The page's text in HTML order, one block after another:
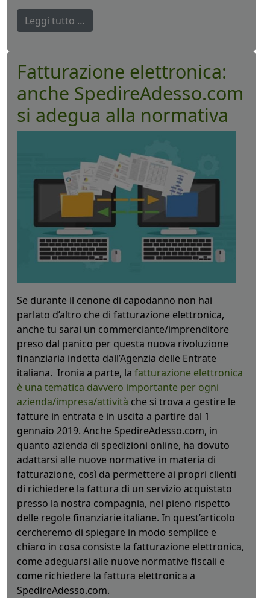
Leggi tutto …
Fatturazione elettronica:
anche SpedireAdesso.com
si adegua alla normativa
Se durante il cenone di capodanno non hai
parlato d’altro che di fatturazione elettronica,
anche tu sarai un commerciante/imprenditore
preso dal panico per questa nuova rivoluzione
finanziaria indetta dall’Agenzia delle Entrate
italiana. Ironia a parte, la fatturazione elettronica
è una tematica davvero importante per ogni
azienda/impresa/attività che si trova a gestire le
fatture in entrata e in uscita a partire dal 1
gennaio 2019. Anche SpedireAdesso.com, in
quanto azienda di spedizioni online, ha dovuto
adattarsi alle nuove normative in materia di
fatturazione, così da permettere ai propri clienti
di richiedere la fattura di un servizio acquistato
presso la nostra compagnia, nel pieno rispetto
delle regole finanziarie italiane. In quest’articolo
cercheremo di spiegare in modo semplice e
chiaro in cosa consiste la fatturazione elettronica,
come adeguarsi alle nuove normative fiscali e
come richiedere la fattura elettronica a
SpedireAdesso.com.